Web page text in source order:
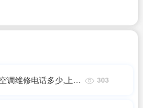
调维修电话多少,上海
303